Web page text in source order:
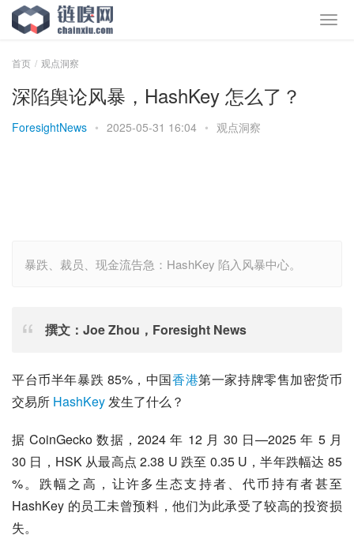
首页 观点洞察
深陷舆论风暴，HashKey 怎么了？
ForesightNews • 2025-05-31 16:04 • 观点洞察
暴跌、裁员、现金流告急：HashKey 陷入风暴中心。
撰文：Joe Zhou，Foresight News
平台币半年暴跌 85%，中国香港第一家持牌零售加密货币
交易所 HashKey 发生了什么？
据 CoinGecko 数据，2024 年 12 月 30 日—2025 年 5 月
30 日，HSK 从最高点 2.38 U 跌至 0.35 U，半年跌幅达 85
%。跌幅之高，让许多生态支持者、代币持有者甚至
HashKey 的员工未曾预料，他们为此承受了较高的投资损
失。